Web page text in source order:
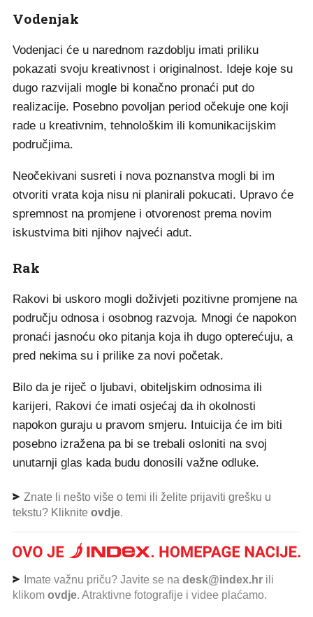
Vodenjak
Vodenjaci će u narednom razdoblju imati priliku
pokazati svoju kreativnost i originalnost. Ideje koje su
dugo razvijali mogle bi konačno pronaći put do
realizacije. Posebno povoljan period očekuje one koji
rade u kreativnim, tehnološkim ili komunikacijskim
područjima.
Neočekivani susreti i nova poznanstva mogli bi im
otvoriti vrata koja nisu ni planirali pokucati. Upravo će
spremnost na promjene i otvorenost prema novim
iskustvima biti njihov najveći adut.
Rak
Rakovi bi uskoro mogli doživjeti pozitivne promjene na
području odnosa i osobnog razvoja. Mnogi će napokon
pronaći jasnoću oko pitanja koja ih dugo opterećuju, a
pred nekima su i prilike za novi početak.
Bilo da je riječ o ljubavi, obiteljskim odnosima ili
karijeri, Rakovi će imati osjećaj da ih okolnosti
napokon guraju u pravom smjeru. Intuicija će im biti
posebno izražena pa bi se trebali osloniti na svoj
unutarnji glas kada budu donosili važne odluke.
Znate li nešto više o temi ili želite prijaviti grešku u
tekstu? Kliknite ovdje.
Imate važnu priču? Javite se na desk@index.hr ili
klikom ovdje. Atraktivne fotografije i videe plaćamo.